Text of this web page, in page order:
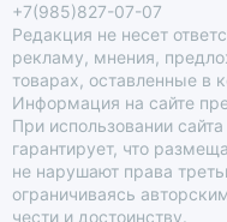
+7(985)827-07-07
Редакция не несет
рекламу, мнения,
товарах, оставленные в
Информация на сайте
При использовании
гарантирует, что
не нарушают права
ограничиваясь
чести и достоинству.